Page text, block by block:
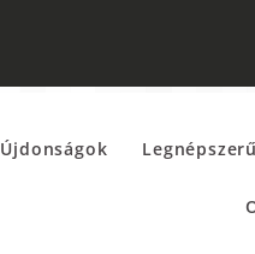
Újdonságok